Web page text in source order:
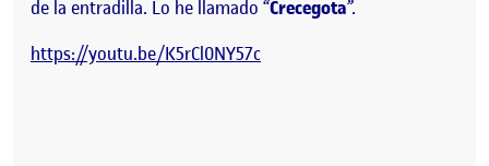
de la entradilla. Lo he llamado “Crecegota”.
https://youtu.be/K5rCl0NY57c